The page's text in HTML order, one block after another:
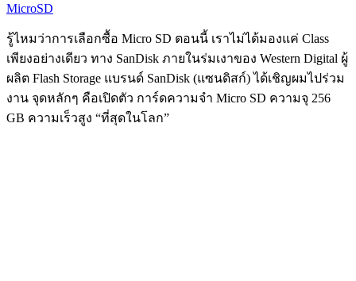
MicroSD
รู้ไหมว่าการเลือกซื้อ Micro SD ตอนนี้ เราไม่ได้มองแค่ Class
เพียงอย่างเดียว ทาง SanDisk ภายในร่มเงาของ Western Digital ผู้
ผลิต Flash Storage แบรนด์ SanDisk (แซนดิสก์) ได้เชิญผมไปร่วม
งาน จุดหลักๆ คือเปิดตัว การ์ดความจำ Micro SD ความจุ 256
GB ความเร็วสูง “ที่สุดในโลก”